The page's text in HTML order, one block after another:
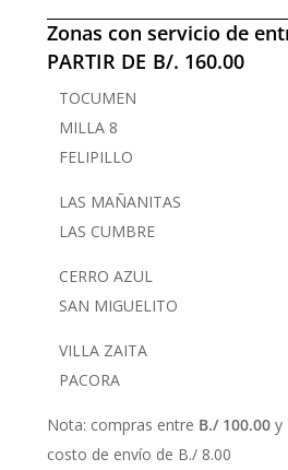
Zonas con servicio de
PARTIR DE B/. 160.00
TOCUMEN
MILLA 8
FELIPILLO
LAS MAÑANITAS
LAS CUMBRE
CERRO AZUL
SAN MIGUELITO
VILLA ZAITA
PACORA
Nota: compras entre B./ 100.00 y
costo de envío de B./ 8.00